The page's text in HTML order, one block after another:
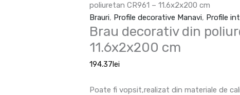
poliuretan CR961 – 11.6x2x200 cm
Brauri, Profile decorative Manavi, Profile
Brau decorativ din
11.6x2x200 cm
194.37lei
Poate fi vopsit,realizat din materiale de